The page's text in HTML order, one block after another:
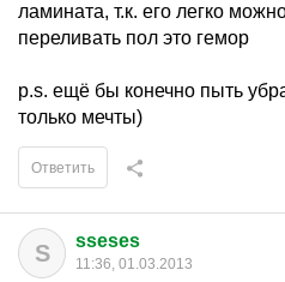
ламината, т.к. его легко
переливать пол это гемор
p.s. ещё бы конечно пыть
только мечты)
Ответить
S sseses
11:36, 01.03.2013